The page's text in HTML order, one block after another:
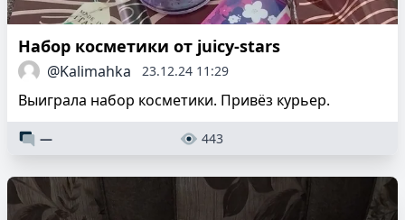
Набор косметики от juicy-stars
@Kalimahka 23.12.24 11:29
Выиграла набор косметики. Привёз курьер.
— 443